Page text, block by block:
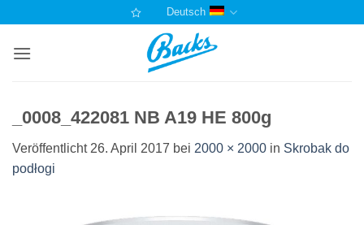
springen
Deutsch
_0008_422081 NB A19 HE 800g
Veröffentlicht 26. April 2017 bei 2000 × 2000 in Skrobak do
podłogi